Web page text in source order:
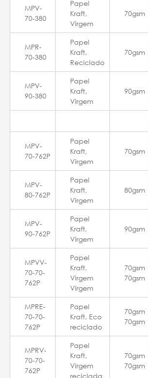
MPV-
70-380
Papel
Kraft,
Virgem
70gsm
MPR-
70-380
Papel
Kraft,
Reciclado
70gsm
MPV-
90-380
Papel
Kraft,
Virgem
90gsm
MPV-
70-762P
Papel
Kraft,
Virgem
70gsm
MPV-
80-762P
Papel
Kraft,
Virgem
80gsm
MPV-
90-762P
Papel
Kraft,
Virgem
90gsm
MPVV-
70-70-
762P
Papel
Kraft,
Virgem
Virgem
70gsm
70gsm
MPRE-
70-70-
762P
Papel
Kraft, Eco
reciclado
70gsm
70gsm
MPRV-
70-70-
762P
Papel
Kraft,
Virgem
reciclada
70gsm
70gsm